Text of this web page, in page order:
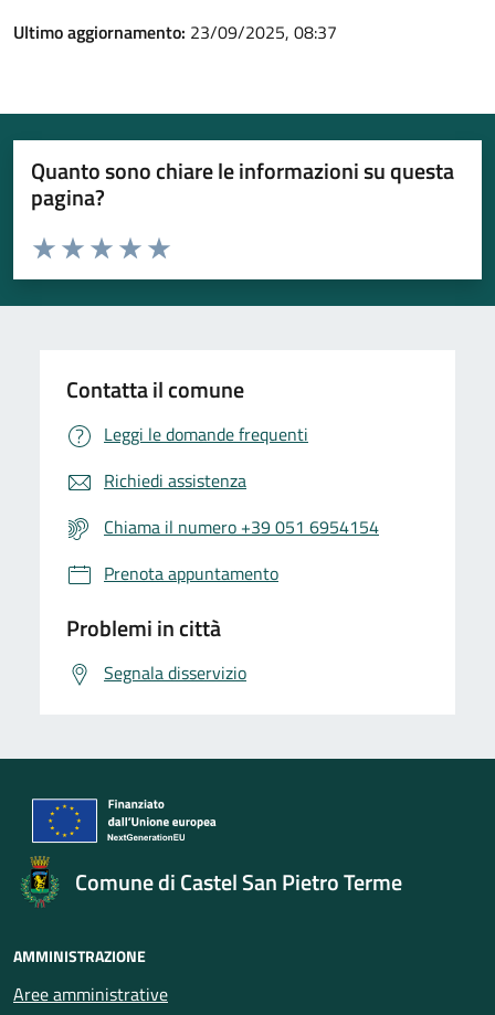
Ultimo aggiornamento: 23/09/2025, 08:37
Quanto sono chiare le informazioni su questa
pagina?
Valuta da 1 a 5 stelle la pagina
Valuta 5 stelle su 5
Valuta 4 stelle su 5
Valuta 3 stelle su 5
Valuta 2 stelle su 5
Valuta 1 stelle su 5
Contatta il comune
Leggi le domande frequenti
Richiedi assistenza
Chiama il numero +39 051 6954154
Prenota appuntamento
Problemi in città
Segnala disservizio
Comune di Castel San Pietro Terme
AMMINISTRAZIONE
Aree amministrative